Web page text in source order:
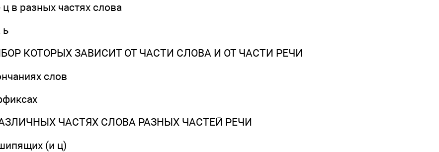
в разных частях слова
ь
КОТОРЫХ ЗАВИСИТ ОТ ЧАСТИ СЛОВА И ОТ ЧАСТИ РЕЧИ
слов
ЧАСТЯХ СЛОВА РАЗНЫХ ЧАСТЕЙ РЕЧИ
(и ц)